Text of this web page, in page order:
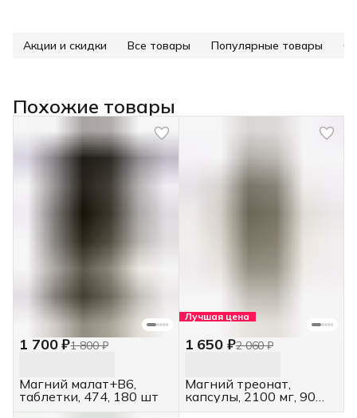
Акции и скидки Все товары Популярные товары
Похожие товары
1 700 ₽1 800 ₽
Магний малат+В6,
таблетки, 474, 180 шт
Лучшая цена
1 650 ₽2 060 ₽
Магний треонат,
капсулы, 2100 мг, 90
шт.